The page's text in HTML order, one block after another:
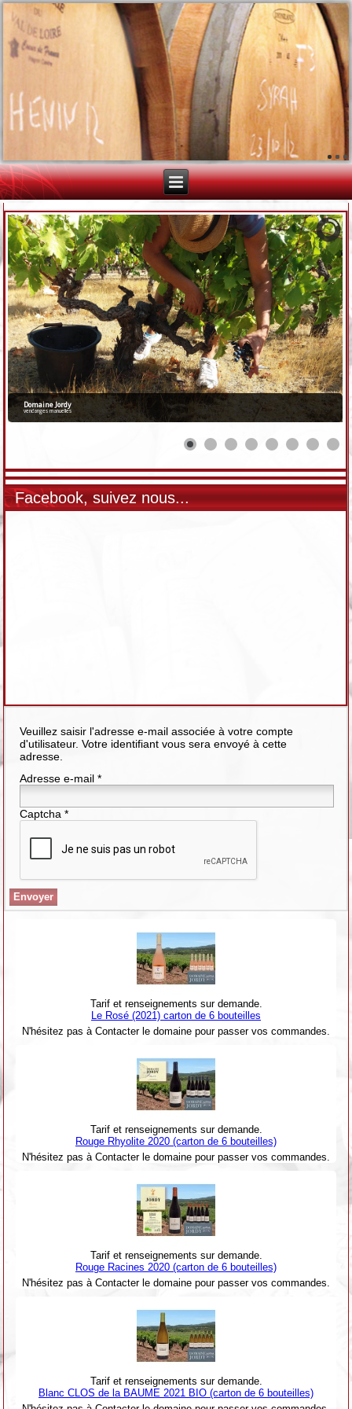
Domaine Jordy
vendanges manuelles
Facebook, suivez nous...
Veuillez saisir l'adresse e-mail associée à votre compte
d'utilisateur. Votre identifiant vous sera envoyé à cette
adresse.
Adresse e-mail*
Captcha *
Envoyer
Tarif et renseignements sur demande.
Le Rosé (2021) carton de 6 bouteilles
N'hésitez pas à Contacter le domaine pour passer vos commandes.
Tarif et renseignements sur demande.
Rouge Rhyolite 2020 (carton de 6 bouteilles)
N'hésitez pas à Contacter le domaine pour passer vos commandes.
Tarif et renseignements sur demande.
Rouge Racines 2020 (carton de 6 bouteilles)
N'hésitez pas à Contacter le domaine pour passer vos commandes.
Tarif et renseignements sur demande.
Blanc CLOS de la BAUME 2021 BIO (carton de 6 bouteilles)